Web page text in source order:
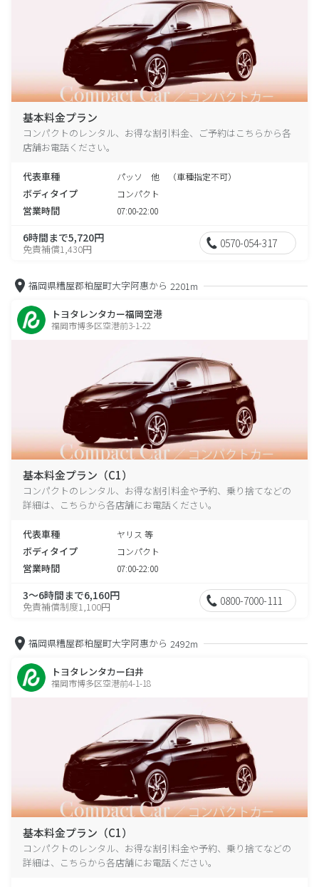
基本料金プラン
コンパクトのレンタル、お得な割引料金、ご予約はこちらから各
店舗お電話ください。
代表車種 パッソ 他 （車種指定不可）
ボディタイプ コンパクト
営業時間 07:00-22:00
6時間まで5,720円
免責補償1,430円 0570-054-317
福岡県糟屋郡粕屋町大字阿惠から 2201m
トヨタレンタカー福岡空港
福岡市博多区空港前3-1-22
基本料金プラン（C1）
コンパクトのレンタル、お得な割引料金や予約、乗り捨てなどの
詳細は、こちらから各店舗にお電話ください。
代表車種 ヤリス 等
ボディタイプ コンパクト
営業時間 07:00-22:00
3～6時間まで6,160円
免責補償制度1,100円 0800-7000-111
福岡県糟屋郡粕屋町大字阿惠から 2492m
トヨタレンタカー臼井
福岡市博多区空港前4-1-18
基本料金プラン（C1）
コンパクトのレンタル、お得な割引料金や予約、乗り捨てなどの
詳細は、こちらから各店舗にお電話ください。